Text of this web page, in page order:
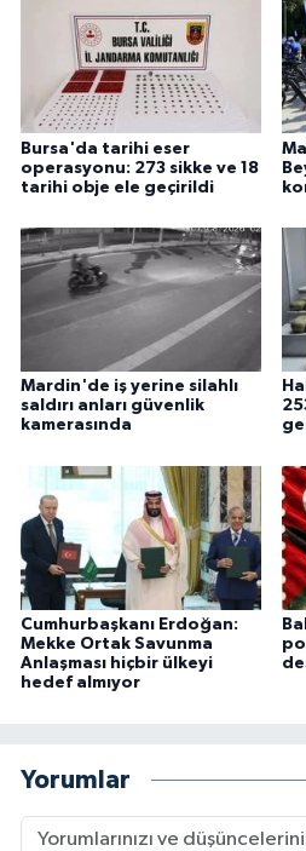
Bursa'da tarihi eser
operasyonu: 273 sikke ve 18
tarihi obje ele geçirildi
Mardin'de iş yerine silahlı
saldırı anları güvenlik
kamerasında
Cumhurbaşkanı Erdoğan:
Mekke Ortak Savunma
Anlaşması hiçbir ülkeyi
hedef almıyor
Yorumlar